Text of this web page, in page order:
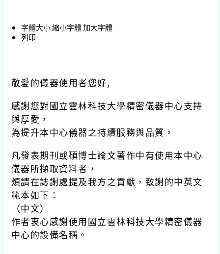
字體大小縮小字體加大字體
列印
敬愛的儀器使用者您好,
感謝您對國立雲林科技大學精密儀器中心支持
與厚愛，
為提升本中心儀器之持續服務與品質，
凡發表期刊或碩博士論文著作中有使用本中心
儀器所擷取資料者，
煩請在誌謝處提及我方之貢獻，致謝的中英文
範本如下：
（中文）
作者衷心感謝使用國立雲林科技大學精密儀器
中心的設備名稱 。